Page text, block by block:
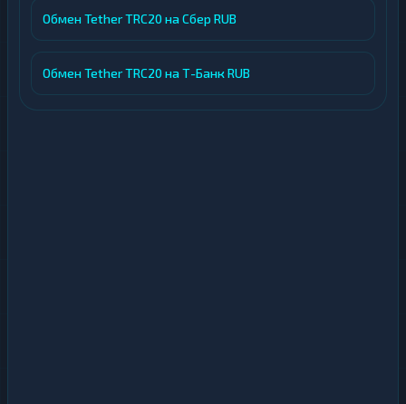
Обмен Tether TRC20 на Сбер RUB
Обмен Tether TRC20 на Т-Банк RUB